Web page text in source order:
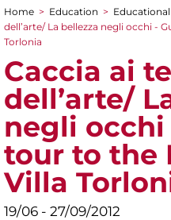
You are here
Home > Education >
dell’arte/ La bellezza negli occhi -
Torlonia
Caccia ai
dell’arte/
negli occhi
tour to the
Villa
19/06 - 27/09/2012